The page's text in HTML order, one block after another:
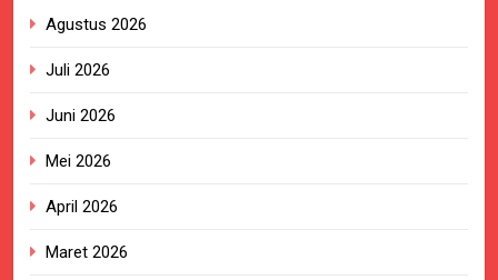
Agustus 2026
Juli 2026
Juni 2026
Mei 2026
April 2026
Maret 2026